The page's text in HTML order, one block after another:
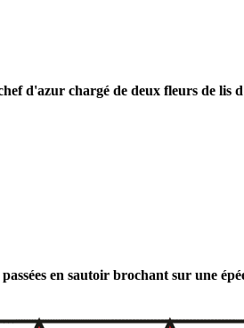
d'azur chargé de deux fleurs de lis
en sautoir brochant sur une